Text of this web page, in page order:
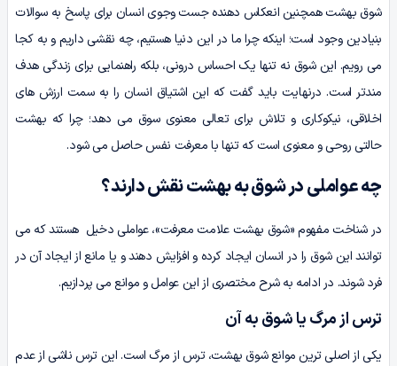
شوق بهشت همچنین انعکاس دهنده جست وجوی انسان برای پاسخ به سوالات
بنیادین وجود است؛ اینکه چرا ما در این دنیا هستیم، چه نقشی داریم و به کجا
می رویم. این شوق نه تنها یک احساس درونی، بلکه راهنمایی برای زندگی هدف
مندتر است. درنهایت باید گفت که این اشتیاق انسان را به سمت ارزش های
اخلاقی، نیکوکاری و تلاش برای تعالی معنوی سوق می دهد؛ چرا که بهشت
حالتی روحی و معنوی است که تنها با معرفت نفس حاصل می شود.
چه عواملی در شوق به بهشت نقش دارند؟
در شناخت مفهوم «شوق بهشت علامت معرفت»، عواملی دخیل هستند که می
توانند این شوق را در انسان ایجاد کرده و افزایش دهند و یا مانع از ایجاد آن در
فرد شوند. در ادامه به شرح مختصری از این عوامل و موانع می پردازیم.
ترس از مرگ یا شوق به آن
یکی از اصلی ترین موانع شوق بهشت، ترس از مرگ است. این ترس ناشی از عدم